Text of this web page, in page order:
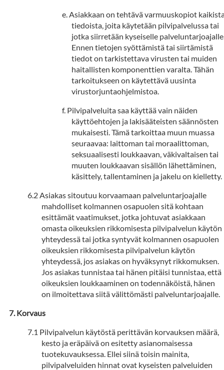
Asiakkaan on tehtävä varmuuskopiot
tiedoista, joita käytetään pilvipalvelussa tai
jotka siirretään kyseiselle
Ennen tietojen syöttämistä tai siirtämistä
tiedot on tarkistettava virusten tai muiden
haitallisten komponenttien varalta. Tähän
tarkoitukseen on käytettävä uusinta
virustorjuntaohjelmistoa.
Pilvipalveluita saa käyttää vain näiden
käyttöehtojen ja lakisääteisten säännösten
mukaisesti. Tämä tarkoittaa muun muassa
seuraavaa: laittoman tai moraalittoman,
seksuaalisesti loukkaavan, väkivaltaisen tai
muuten loukkaavan sisällön lähettäminen,
käsittely, tallentaminen ja jakelu on kielletty.
Asiakas sitoutuu korvaamaan palveluntarjoajalle
mahdolliset kolmannen osapuolen sitä kohtaan
esittämät vaatimukset, jotka johtuvat asiakkaan
omasta oikeuksien rikkomisesta pilvipalvelun käytön
yhteydessä tai jotka syntyvät kolmannen osapuolen
oikeuksien rikkomisesta pilvipalvelun käytön
yhteydessä, jos asiakas on hyväksynyt rikkomuksen.
Jos asiakas tunnistaa tai hänen pitäisi tunnistaa, että
oikeuksien loukkaaminen on todennäköistä, hänen
on ilmoitettava siitä välittömästi palveluntarjoajalle.
Korvaus
Pilvipalvelun käytöstä perittävän korvauksen määrä,
kesto ja eräpäivä on esitetty asianomaisessa
tuotekuvauksessa. Ellei siinä toisin mainita,
pilvipalveluiden hinnat ovat kyseisten palveluiden